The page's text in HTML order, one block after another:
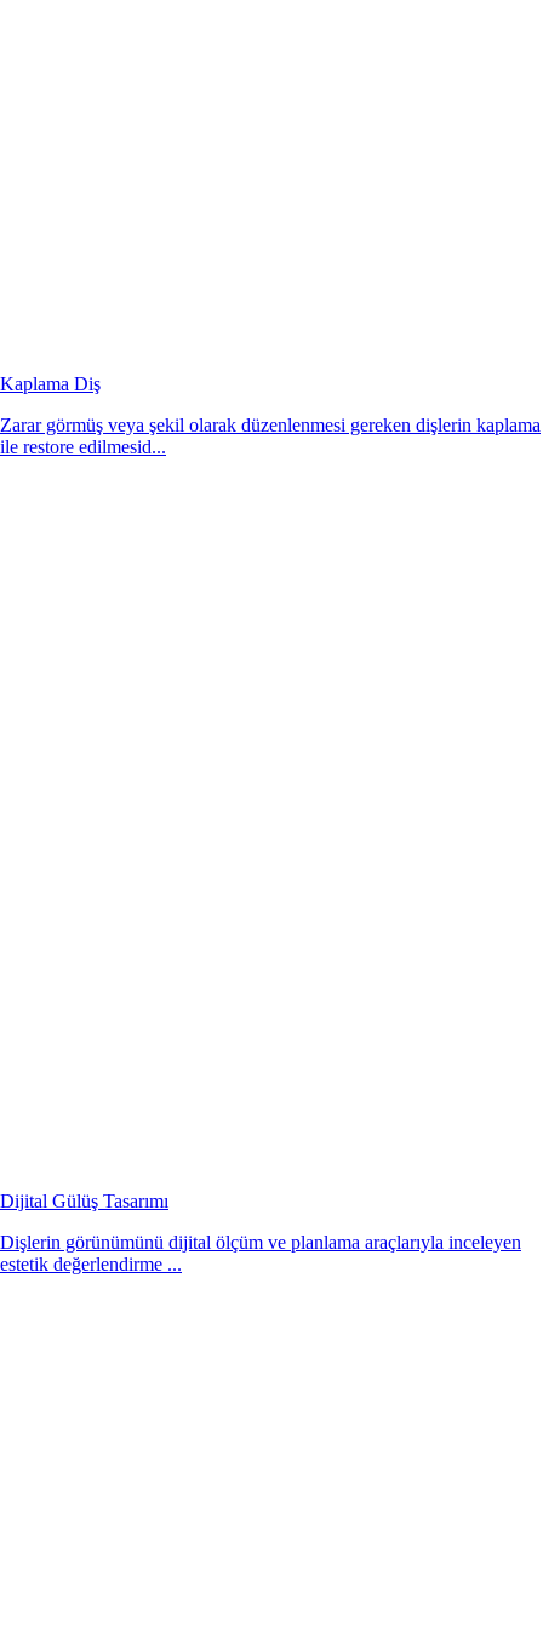
Kaplama Diş
Zarar görmüş veya şekil olarak düzenlenmesi gereken dişlerin kaplama
ile restore edilmesid...
Dijital Gülüş Tasarımı
Dişlerin görünümünü dijital ölçüm ve planlama araçlarıyla inceleyen
estetik değerlendirme ...